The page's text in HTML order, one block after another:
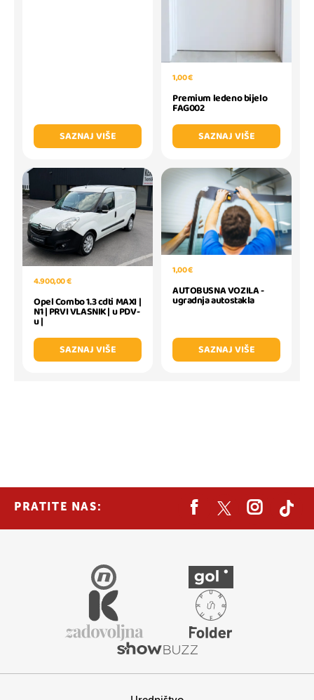
SAZNAJ VIŠE
1,00 €
Premium ledeno bijelo
FAG002
SAZNAJ VIŠE
4.900,00 €
Opel Combo 1.3 cdti MAXI |
N1 | PRVI VLASNIK | u PDV-
u |
SAZNAJ VIŠE
1,00 €
AUTOBUSNA VOZILA -
ugradnja autostakla
SAZNAJ VIŠE
PRATITE NAS: